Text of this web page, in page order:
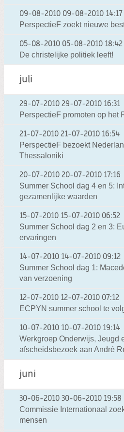
09-08-2010 09-08-2010 14:17
PerspectieF zoekt nieuwe
05-08-2010 05-08-2010 18:42
De christelijke politiek leeft!
juli
29-07-2010 29-07-2010 16:31
PerspectieF promoten op het
21-07-2010 21-07-2010 16:54
PerspectieF bezoekt
Thessaloniki
20-07-2010 20-07-2010 17:16
Summer School dag 4 en 5:
gezamenlijke waarden
15-07-2010 15-07-2010 06:52
Summer School dag 2 en 3:
ervaringen
14-07-2010 14-07-2010 09:12
Summer School dag 1:
van verzoening
12-07-2010 12-07-2010 07:12
ECPYN summer school te
10-07-2010 10-07-2010 19:14
Werkgroep Onderwijs, Jeugd
afscheidsbezoek aan André
juni
30-06-2010 30-06-2010 19:58
Commissie Internationaal
mensen